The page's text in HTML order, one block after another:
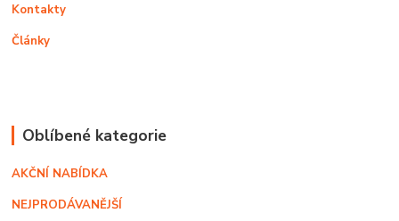
Kontakty
Články
Oblíbené kategorie
AKČNÍ NABÍDKA
NEJPRODÁVANĚJŠÍ